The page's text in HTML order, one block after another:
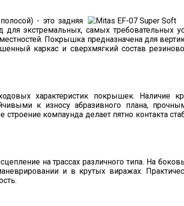
- это задняя
экстремальных, самых требовательных
Покрышка предназначена для
каркас и сверхмягкий состав
характеристик покрышек. Наличие
к износу абразивного плана,
строение компаунда делает пятно контакта
на трассах различного типа. На
и в крутых виражах.